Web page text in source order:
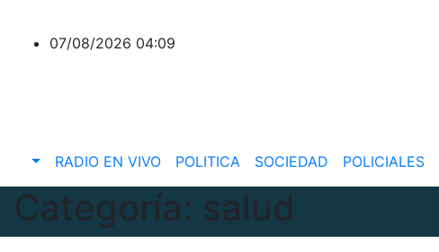
07/08/2026 04:09
RADIO EN VIVO POLITICA SOCIEDAD POLICIALES
Categoría: salud